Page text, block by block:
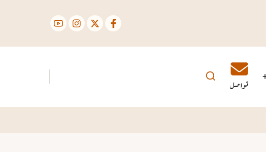
تواصل